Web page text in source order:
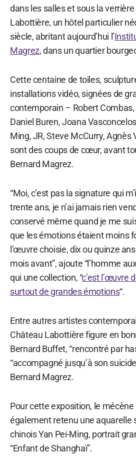
dans les salles et sous la
Labottière, un hôtel particulier
siècle, abritant aujourd’hui l’
Magrez, dans un quartier
Cette centaine de toiles,
installations vidéo, signées de
contemporain – Robert Combas,
Daniel Buren, Joana
Ming, JR, Steve McCurry, Agnès
sont des coups de cœur, avant
Bernard Magrez.
“Moi, c’est pas la signature qui
trente ans, je n’ai jamais rien
conservé même quand je me
que les émotions étaient moins
l’œuvre choisie, dix ou quinze
mois avant”, ajoute “l’homme
qui une collection, “c’est l’œuvre
surtout de grandes émotions“.
Entre autres artistes
Château Labottière figure en
Bernard Buffet, “rencontré par
“accompagné jusqu’à son
Bernard Magrez.
Pour cette exposition, le mécène
également retenu une aquarelle
chinois Yan Pei-Ming, portrait
“Enfant de Shanghaï”.